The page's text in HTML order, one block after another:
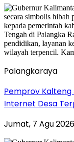
Palangkaraya
Pemprov Kalteng
Internet Desa
Jumat, 7 Agu